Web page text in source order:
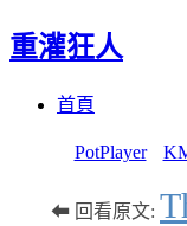
重灌狂人
首頁
PotPlayer
⬅ 回看原文: